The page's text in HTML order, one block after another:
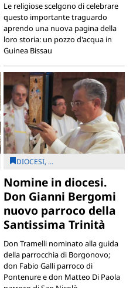
Le religiose scelgono di celebrare
questo importante traguardo
aprendo una nuova pagina della
loro storia: un pozzo d'acqua in
Guinea Bissau
DIOCESI, ...
Nomine in diocesi.
Don Gianni Bergomi
nuovo parroco della
Santissima Trinità
Don Tramelli nominato alla guida
della parrocchia di Borgonovo;
don Fabio Galli parroco di
Pontenure e don Matteo Di Paola